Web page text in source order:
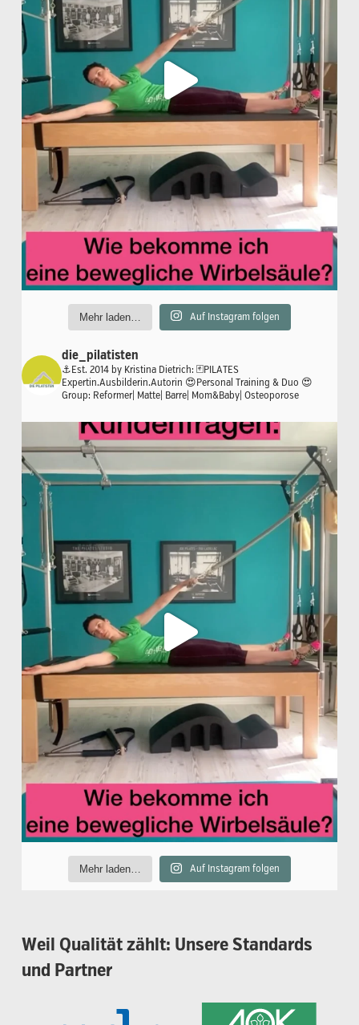
Mehr laden… Auf Instagram folgen
die_pilatisten
⚓️Est. 2014 by Kristina Dietrich: 🃏PILATES
Expertin.Ausbilderin.Autorin 😍Personal Training & Duo 😍
Group: Reformer| Matte| Barre| Mom&Baby| Osteoporose
Mehr laden… Auf Instagram folgen
Weil Qualität zählt: Unsere Standards
und Partner